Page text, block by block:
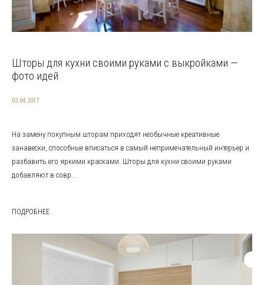
Шторы для кухни своими руками с выкройками —
фото идей
03.04.2017
На замену покупным шторам приходят необычные креативные
занавески, способные вписаться в самый непримечательный интерьер и
разбавить его яркими красками. Шторы для кухни своими руками
добавляют в совр...
ПОДРОБНЕЕ